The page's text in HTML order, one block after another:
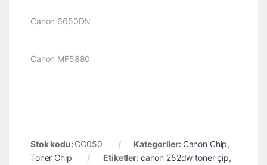
Canon 6650DN
Canon MF5880
Stok kodu: CC050 Kategoriler: Canon Chip,
Toner Chip
Etiketler: canon 252dw toner çip,